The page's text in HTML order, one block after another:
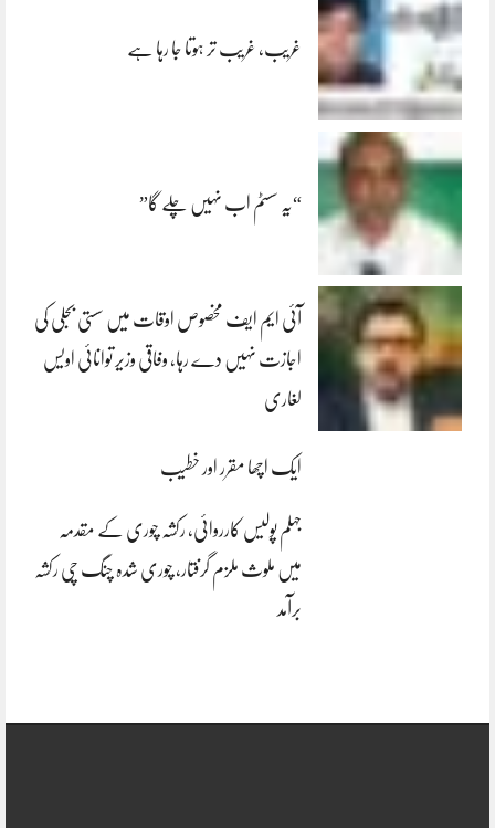
غریب، غریب تر ہوتا جا رہا ہے
“یہ سسٹم اب نہیں چلے گا”
آئی ایم ایف مخصوص اوقات میں سستی بجلی کی
اجازت نہیں دے رہا، وفاقی وزیر توانائی اویس
لغاری
ایک اچھا مقرر اور خطیب
جہلم پولیس کارروائی، رکشہ چوری کے مقدمہ
میں ملوث ملزم گرفتار، چوری شدہ چنگ چی رکشہ
برآمد